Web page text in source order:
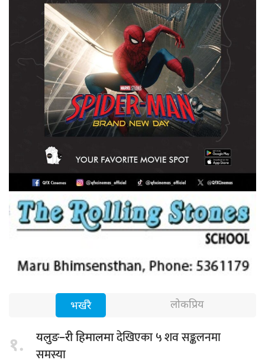
भर्खरै लोकप्रिय
१. यलुङ–री हिमालमादेखिएका ५ शव सङ्कलनमा
समस्या